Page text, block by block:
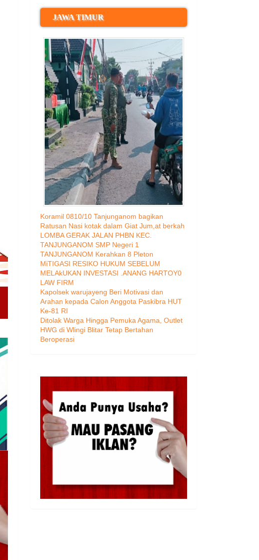
JAWA TIMUR
Koramil 0810/10 Tanjunganom bagikan
Ratusan Nasi kotak dalam Giat Jum,at berkah
LOMBA GERAK JALAN PHBN KEC.
TANJUNGANOM SMP Negeri 1
TANJUNGANOM Kerahkan 8 Pleton
MiTIGASI RESIKO HUKUM SEBELUM
MELAkUKAN INVESTASI .ANANG HARTOY0
LAW FIRM
Kapolsek warujayeng Beri Motivasi dan
Arahan kepada Calon Anggota Paskibra HUT
Ke-81 RI
Ditolak Warga Hingga Pemuka Agama, Outlet
HWG di Wlingi Blitar Tetap Bertahan
Beroperasi